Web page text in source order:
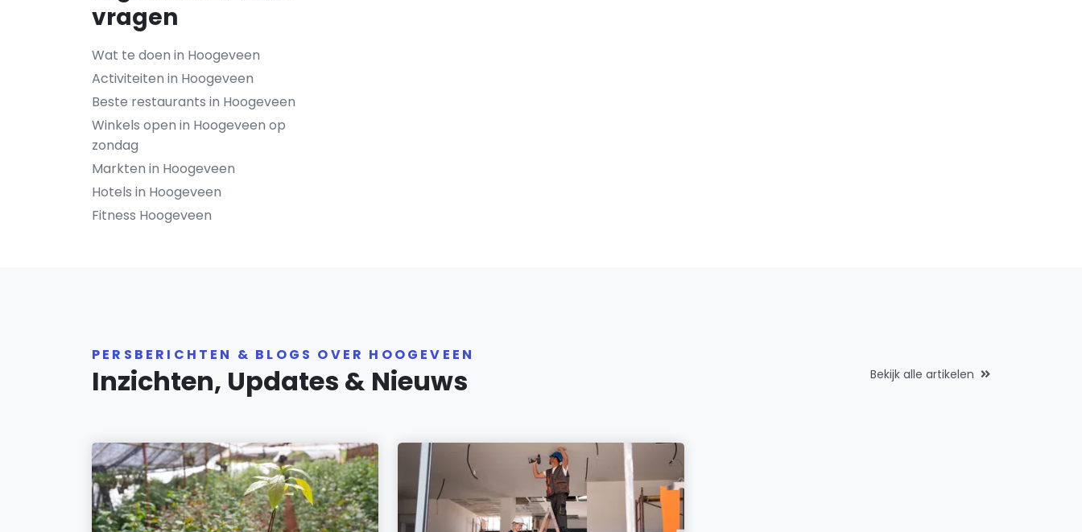
vragen
Wat te doen in Hoogeveen
Activiteiten in Hoogeveen
Beste restaurants in Hoogeveen
Winkels open in Hoogeveen op
zondag
Markten in Hoogeveen
Hotels in Hoogeveen
Fitness Hoogeveen
PERSBERICHTEN & BLOGS OVER HOOGEVEEN
Inzichten, Updates & Nieuws Bekijk alle artikelen